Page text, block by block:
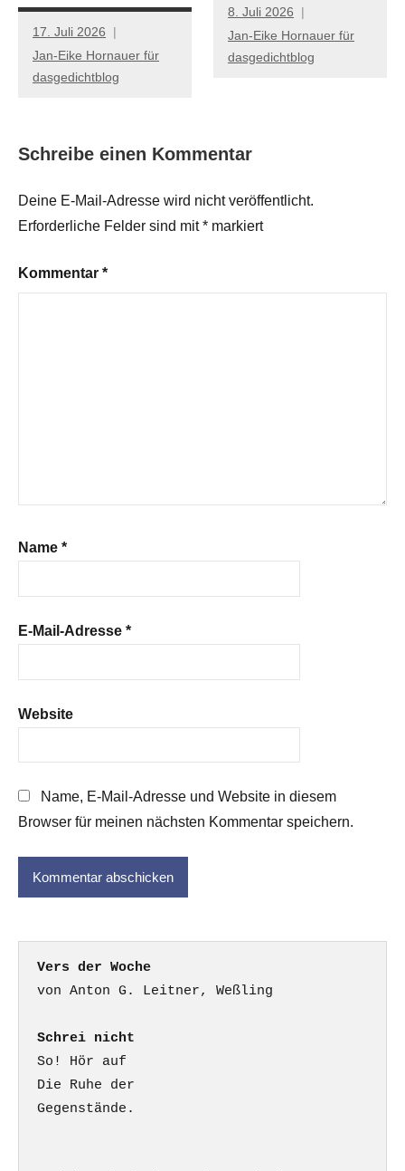
17. Juli 2026
Jan-Eike Hornauer für
dasgedichtblog
8. Juli 2026
Jan-Eike Hornauer für
dasgedichtblog
Schreibe einen Kommentar
Deine E-Mail-Adresse wird nicht veröffentlicht.
Erforderliche Felder sind mit* markiert
Kommentar *
Name *
E-Mail-Adresse *
Website
Name, E-Mail-Adresse und Website in diesem
Browser für meinen nächsten Kommentar speichern.
Vers der Woche
Schrei nicht
So! Hör auf
Die Ruhe der
Gegenstände.